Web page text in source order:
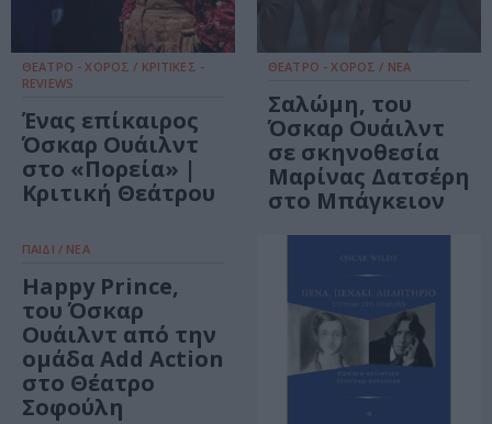
ΘΕΑΤΡΟ - ΧΟΡΟΣ / ΚΡΙΤΙΚΕΣ -
REVIEWS
Ένας επίκαιρος
Όσκαρ Ουάιλντ
στο «Πορεία» |
Κριτική Θεάτρου
ΘΕΑΤΡΟ - ΧΟΡΟΣ / ΝΕΑ
Σαλώμη, του
Όσκαρ Ουάιλντ
σε σκηνοθεσία
Μαρίνας Δατσέρη
στο Μπάγκειον
ΠΑΙΔΙ / ΝΕΑ
Happy Prince,
του Όσκαρ
Ουάιλντ από την
ομάδα Add Action
στο Θέατρο
Σοφούλη